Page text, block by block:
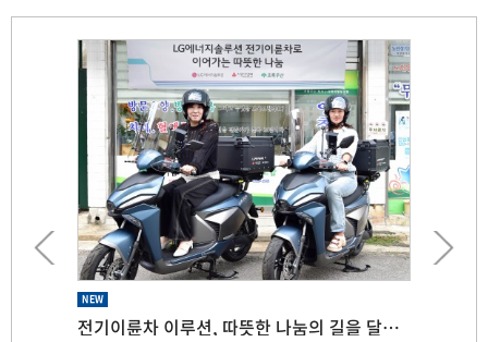
NEW
KR모터스, M&A 통해 ‘종합 모빌리티 기업’ 전환 박차
NEW
전기이륜차 이루션, 따뜻한 나눔의 길을 달리다~
NEW
환경부, 2025년 친환경 보조금 확정… KR모터스 ‘이스코트리’와 ‘이루션’ 판매 본격 개시
NEW
국내 전통 이륜차 제조사 ‘KR모터스’ 전기 삼륜스쿠터 ‘E-SKO TRI(이스코 트리)’ 사전예약 시작
NEW
서울시, 전기이륜차 보급 확대 위해 환경부˙KR모터스˙LG 등 유관 기업과 협력